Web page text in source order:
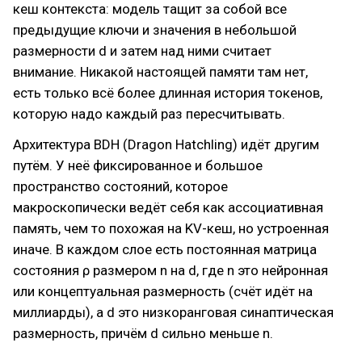
кеш контекста: модель тащит за собой все
предыдущие ключи и значения в небольшой
размерности d и затем над ними считает
внимание. Никакой настоящей памяти там нет,
есть только всё более длинная история токенов,
которую надо каждый раз пересчитывать.
Архитектура BDH (Dragon Hatchling) идёт другим
путём. У неё фиксированное и большое
пространство состояний, которое
макроскопически ведёт себя как ассоциативная
память, чем то похожая на KV-кеш, но устроенная
иначе. В каждом слое есть постоянная матрица
состояния ρ размером n на d, где n это нейронная
или концептуальная размерность (счёт идёт на
миллиарды), а d это низкоранговая синаптическая
размерность, причём d сильно меньше n.